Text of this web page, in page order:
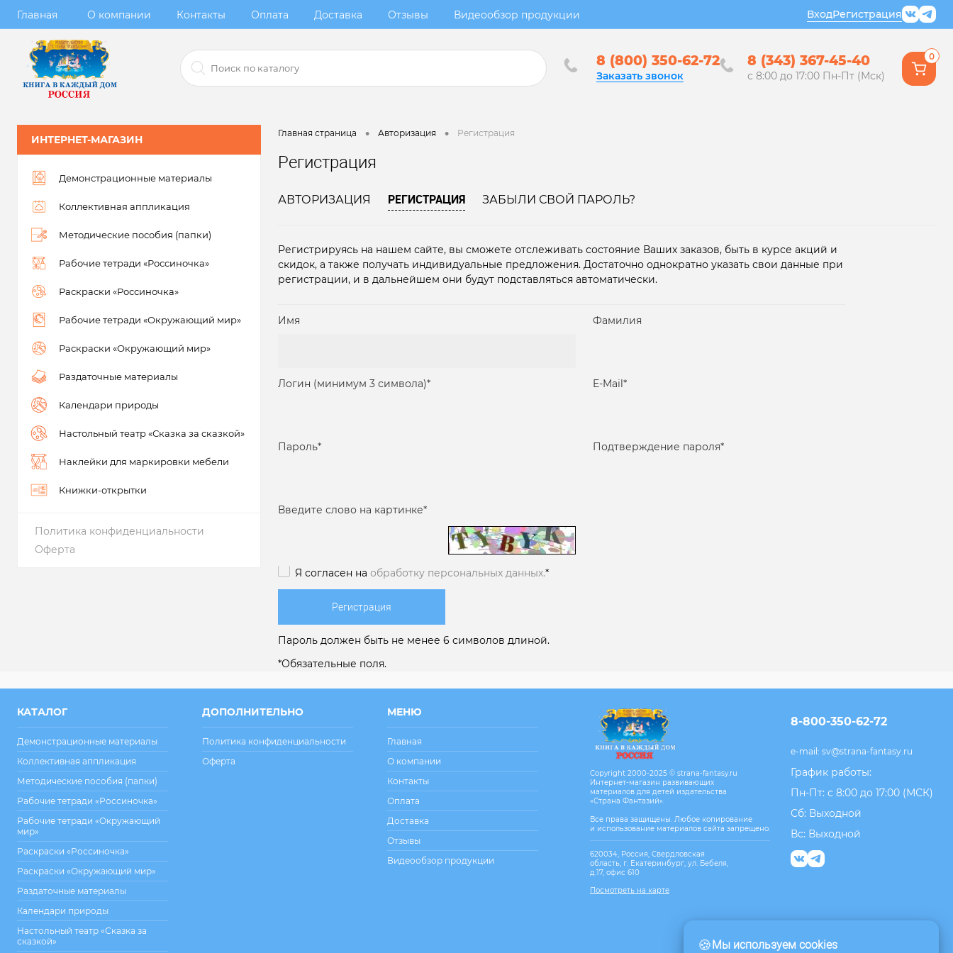
Главная О компании Контакты Оплата Доставка Отзывы Видеообзор продукции ВходРегистрация
8 (800) 350-62-72
Заказать звонок
8 (343) 367-45-40
с 8:00 до 17:00 Пн-Пт (Мск)
0
ИНТЕРНЕТ-МАГАЗИН
Демонстрационные материалы
Коллективная аппликация
Методические пособия (папки)
Рабочие тетради «Россиночка»
Раскраски «Россиночка»
Рабочие тетради «Окружающий мир»
Раскраски «Окружающий мир»
Раздаточные материалы
Календари природы
Настольный театр «Сказка за сказкой»
Наклейки для маркировки мебели
Книжки-открытки
Политика конфиденциальности
Оферта
Главная страница • Авторизация • Регистрация
Регистрация
АВТОРИЗАЦИЯ РЕГИСТРАЦИЯ ЗАБЫЛИ СВОЙ ПАРОЛЬ?
Регистрируясь на нашем сайте, вы сможете отслеживать состояние Ваших заказов, быть в курсе акций и
скидок, а также получать индивидуальные предложения. Достаточно однократно указать свои данные при
регистрации, и в дальнейшем они будут подставляться автоматически.
Имя Фамилия
Логин (минимум 3 символа)* E-Mail*
Пароль* Подтверждение пароля*
Введите слово на картинке*
Я согласен на обработку персональных данных.*
Пароль должен быть не менее 6 символов длиной.
*Обязательные поля.
КАТАЛОГ
Демонстрационные материалы
Коллективная аппликация
Методические пособия (папки)
Рабочие тетради «Россиночка»
Рабочие тетради «Окружающий
мир»
Раскраски «Россиночка»
Раскраски «Окружающий мир»
Раздаточные материалы
Календари природы
Настольный театр «Сказка за
сказкой»
ДОПОЛНИТЕЛЬНО
Политика конфиденциальности
Оферта
МЕНЮ
Главная
О компании
Контакты
Оплата
Доставка
Отзывы
Видеообзор продукции
Copyright 2000-2025 © strana-fantasy.ru
Интернет-магазин развивающих
материалов для детей издательства
«Страна Фантазий».
Все права защищены. Любое копирование
и использование материалов сайта запрещено.
620034, Россия, Свердловская
область, г. Екатеринбург, ул. Бебеля,
д.17, офис 610
Посмотреть на карте
🍪Мы используем cookies
8-800-350-62-72
e-mail: sv@strana-fantasy.ru
График работы:
Пн-Пт: с 8:00 до 17:00 (МСК)
Сб: Выходной
Вс: Выходной